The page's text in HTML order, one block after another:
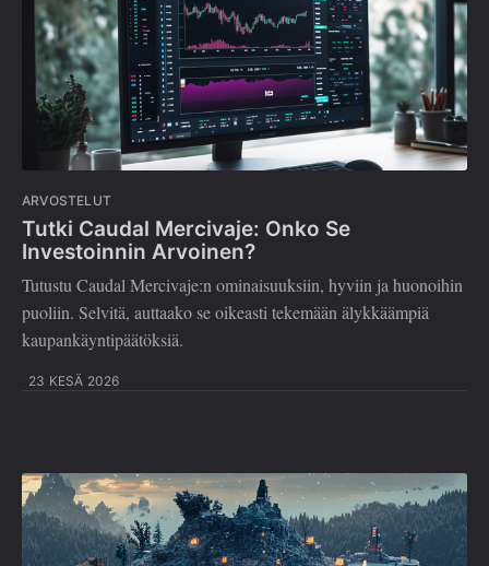
ARVOSTELUT
Tutki Caudal Mercivaje: Onko Se
Investoinnin Arvoinen?
Tutustu Caudal Mercivaje:n ominaisuuksiin, hyviin ja huonoihin
puoliin. Selvitä, auttaako se oikeasti tekemään älykkäämpiä
kaupankäyntipäätöksiä.
23 KESÄ 2026